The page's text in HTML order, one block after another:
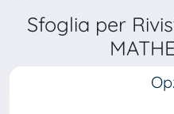
Sfoglia per